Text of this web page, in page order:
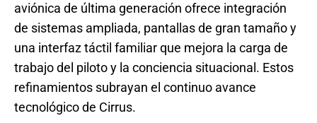
aviónica de última generación ofrece integración
de sistemas ampliada, pantallas de gran tamaño y
una interfaz táctil familiar que mejora la carga de
trabajo del piloto y la conciencia situacional. Estos
refinamientos subrayan el continuo avance
tecnológico de Cirrus.